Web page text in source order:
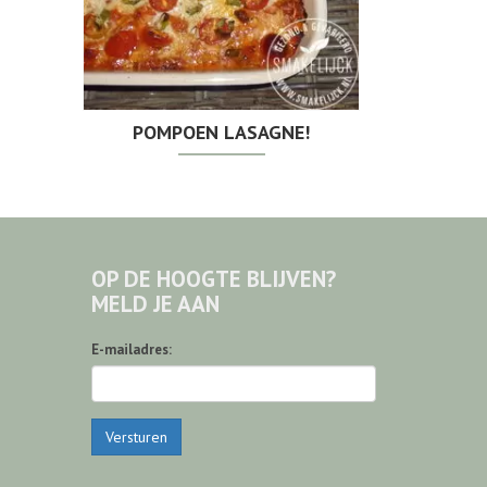
POMPOEN LASAGNE!
OP DE HOOGTE BLIJVEN?
MELD JE AAN
E-mailadres:
Versturen